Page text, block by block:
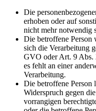
Die
erhoben oder auf
nicht mehr notwendig
Die betroffene
sich die Verarbeitung
GVO oder Art. 9 Abs.
es fehlt an einer
Verarbeitung.
Die betroffene
Widerspruch gegen
vorrangigen